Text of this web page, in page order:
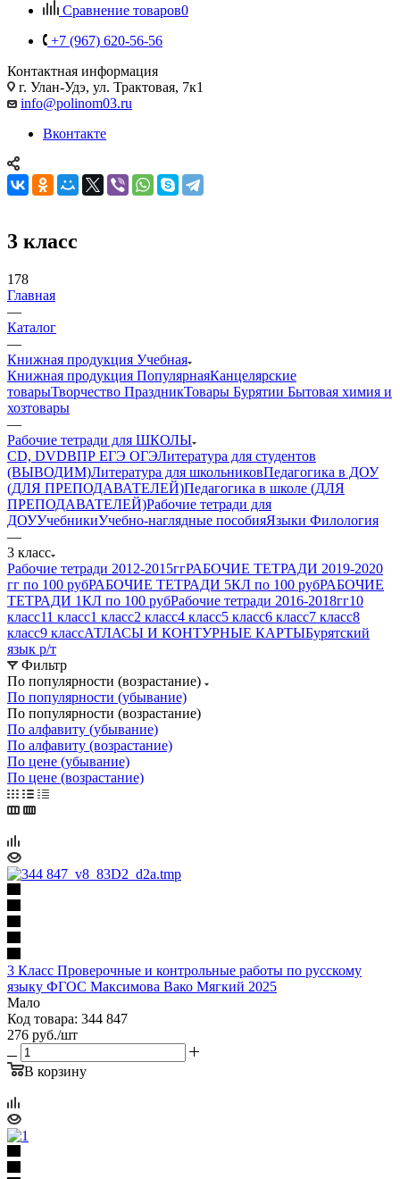
Сравнение товаров0
+7 (967) 620-56-56
Контактная информация
г. Улан-Удэ, ул. Трактовая, 7к1
info@polinom03.ru
Вконтакте
3 класс
178
Главная
—
Каталог
—
Книжная продукция Учебная
Книжная продукция ПопулярнаяКанцелярские
товарыТворчество ПраздникТовары Бурятии Бытовая химия и
хозтовары
—
Рабочие тетради для ШКОЛЫ
CD, DVDВПР ЕГЭ ОГЭЛитература для студентов
(ВЫВОДИМ)Литература для школьниковПедагогика в ДОУ
(ДЛЯ ПРЕПОДАВАТЕЛЕЙ)Педагогика в школе (ДЛЯ
ПРЕПОДАВАТЕЛЕЙ)Рабочие тетради для
ДОУУчебникиУчебно-наглядные пособияЯзыки Филология
—
3 класс
Рабочие тетради 2012-2015ггРАБОЧИЕ ТЕТРАДИ 2019-2020
гг по 100 рубРАБОЧИЕ ТЕТРАДИ 5КЛ по 100 рубРАБОЧИЕ
ТЕТРАДИ 1КЛ по 100 рубРабочие тетради 2016-2018гг10
класс11 класс1 класс2 класс4 класс5 класс6 класс7 класс8
класс9 классАТЛАСЫ И КОНТУРНЫЕ КАРТЫБурятский
язык р/т
Фильтр
По популярности (возрастание)
По популярности (убывание)
По популярности (возрастание)
По алфавиту (убывание)
По алфавиту (возрастание)
По цене (убывание)
По цене (возрастание)
3 Класс Проверочные и контрольные работы по русскому
языку ФГОС Максимова Вако Мягкий 2025
Мало
Код товара: 344 847
276 руб./шт
В корзину